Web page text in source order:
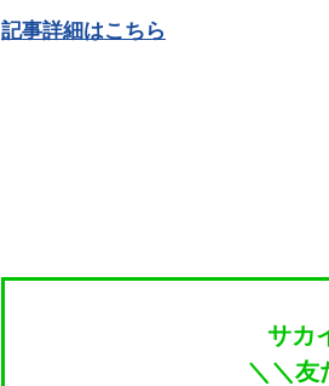
記事詳細はこちら
サカ
＼＼友